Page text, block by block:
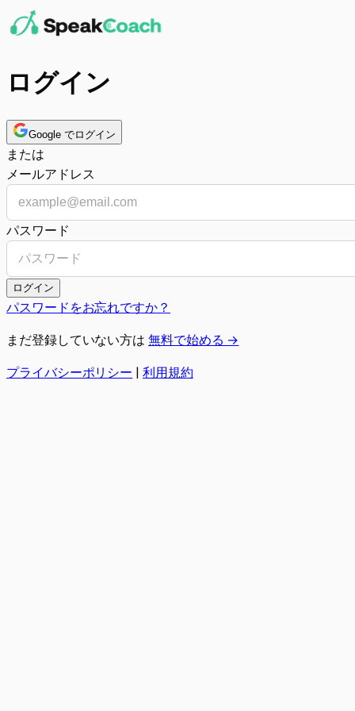
ログイン
Google でログイン
または
メールアドレス
パスワード
ログイン
パスワードをお忘れですか？
まだ登録していない方は 無料で始める →
プライバシーポリシー | 利用規約